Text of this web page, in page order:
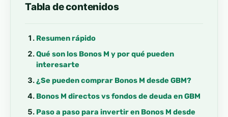
Tabla de contenidos
Resumen rápido
Qué son los Bonos M y por qué pueden
interesarte
¿Se pueden comprar Bonos M desde GBM?
Bonos M directos vs fondos de deuda en GBM
Paso a paso para invertir en Bonos M desde